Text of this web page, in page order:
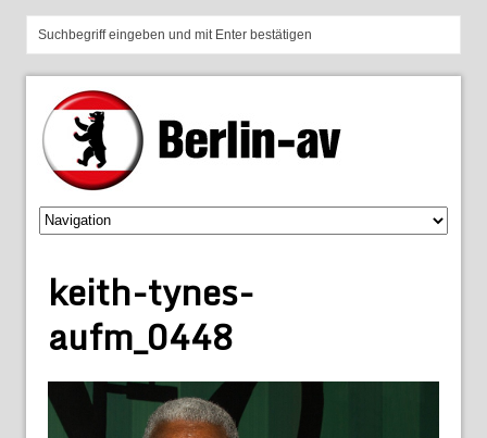
keith-tynes-
aufm_0448